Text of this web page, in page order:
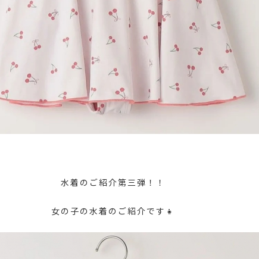
水着のご紹介第三弾！！
女の子の水着のご紹介です👧